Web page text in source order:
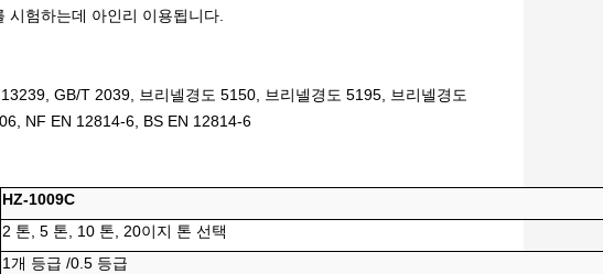
시험하는데 아인리 이용됩니다.
GB/T 2039, 브리넬경도 5150, 브리넬경도 5195, 브리넬경도
NF EN 12814-6, BS EN 12814-6
HZ-1009C
2 톤, 5 톤, 10 톤, 20이지 톤 선택
1개 등급 /0.5 등급